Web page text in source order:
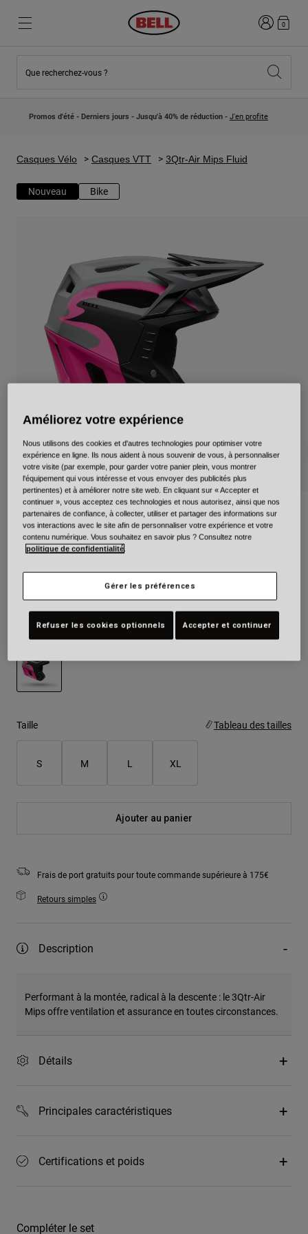
Nouveautés
Casques Motocross Enfant
Explorez Moto
Jet
Motocross
Adventure
Rétro
Voir tout
Nouveautés
Lifestyle
Intégrales
Route et Gravel
Urbain
BMX
Voir tout
Connexion
0
Que recherchez-vous ?
Promos d'été - Derniers jours - Jusqu'à 40% de réduction - J'en profite
Casques Vélo Casques VTT 3Qtr-Air Mips Fluid
Nouveau Bike
3Qtr-Air Mips Fluid
Article n°38238
229,99 €
Couleur -Gris/Rose
Taille Tableau des tailles
S M L XL
Ajouter au panier
Frais de port gratuits pour toute commande supérieure à 175€
Retours simples
Description
Performant à la montée, radical à la descente : le 3Qtr-Air
Mips offre ventilation et assurance en toutes circonstances.
Détails
Principales caractéristiques
Certifications et poids
Compléter le set
Améliorez votre expérience
Nous utilisons des cookies et d'autres technologies pour optimiser votre
expérience en ligne. Ils nous aident à nous souvenir de vous, à personnaliser
votre visite (par exemple, pour garder votre panier plein, vous montrer
l'équipement qui vous intéresse et vous envoyer des publicités plus
pertinentes) et à améliorer notre site web. En cliquant sur « Accepter et
continuer », vous acceptez ces technologies et nous autorisez, ainsi que nos
partenaires de confiance, à collecter, utiliser et partager des informations sur
vos interactions avec le site afin de personnaliser votre expérience et votre
contenu numérique. Vous souhaitez en savoir plus ? Consultez notre
politique de confidentialité.
Gérer les préférences
Refuser les cookies optionnels Accepter et continuer